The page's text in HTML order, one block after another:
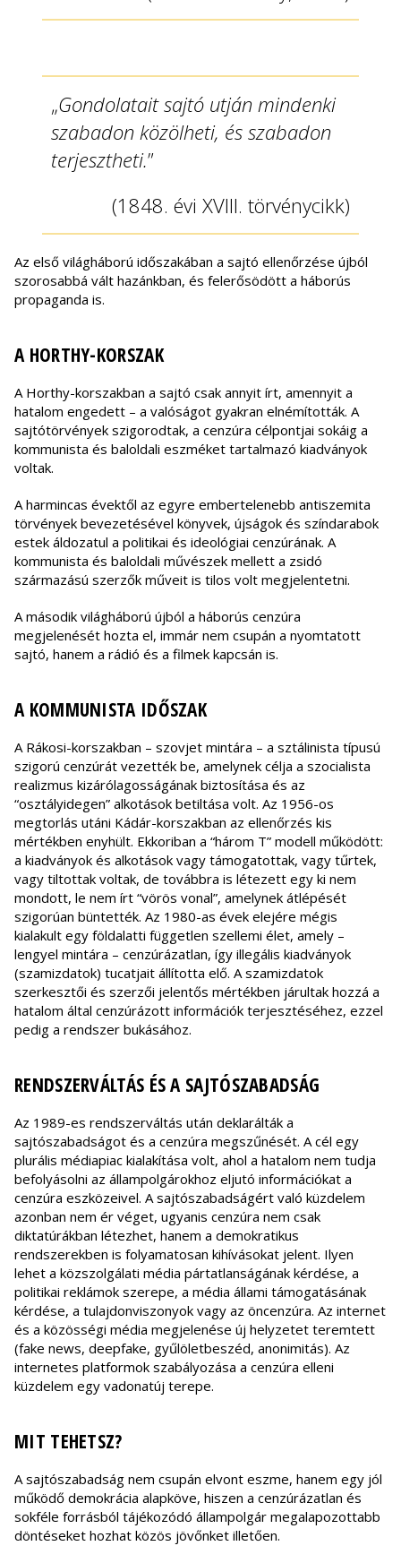
„Gondolatait sajtó utján mindenki
szabadon közölheti, és szabadon
terjesztheti.”
(1848. évi XVIII. törvénycikk)
Az első világháború időszakában a sajtó ellenőrzése újból
szorosabbá vált hazánkban, és felerősödött a háborús
propaganda is.
A HORTHY-KORSZAK
A Horthy-korszakban a sajtó csak annyit írt, amennyit a
hatalom engedett – a valóságot gyakran elnémították. A
sajtótörvények szigorodtak, a cenzúra célpontjai sokáig a
kommunista és baloldali eszméket tartalmazó kiadványok
voltak.
A harmincas évektől az egyre embertelenebb antiszemita
törvények bevezetésével könyvek, újságok és színdarabok
estek áldozatul a politikai és ideológiai cenzúrának. A
kommunista és baloldali művészek mellett a zsidó
származású szerzők műveit is tilos volt megjelentetni.
A második világháború újból a háborús cenzúra
megjelenését hozta el, immár nem csupán a nyomtatott
sajtó, hanem a rádió és a filmek kapcsán is.
A KOMMUNISTA IDŐSZAK
A Rákosi-korszakban – szovjet mintára – a sztálinista típusú
szigorú cenzúrát vezették be, amelynek célja a szocialista
realizmus kizárólagosságának biztosítása és az
“osztályidegen” alkotások betiltása volt. Az 1956-os
megtorlás utáni Kádár-korszakban az ellenőrzés kis
mértékben enyhült. Ekkoriban a “három T” modell működött:
a kiadványok és alkotások vagy támogatottak, vagy tűrtek,
vagy tiltottak voltak, de továbbra is létezett egy ki nem
mondott, le nem írt “vörös vonal”, amelynek átlépését
szigorúan büntették. Az 1980-as évek elejére mégis
kialakult egy földalatti független szellemi élet, amely –
lengyel mintára – cenzúrázatlan, így illegális kiadványok
(szamizdatok) tucatjait állította elő. A szamizdatok
szerkesztői és szerzői jelentős mértékben járultak hozzá a
hatalom által cenzúrázott információk terjesztéséhez, ezzel
pedig a rendszer bukásához.
RENDSZERVÁLTÁS ÉS A SAJTÓSZABADSÁG
Az 1989-es rendszerváltás után deklarálták a
sajtószabadságot és a cenzúra megszűnését. A cél egy
plurális médiapiac kialakítása volt, ahol a hatalom nem tudja
befolyásolni az állampolgárokhoz eljutó információkat a
cenzúra eszközeivel. A sajtószabadságért való küzdelem
azonban nem ér véget, ugyanis cenzúra nem csak
diktatúrákban létezhet, hanem a demokratikus
rendszerekben is folyamatosan kihívásokat jelent. Ilyen
lehet a közszolgálati média pártatlanságának kérdése, a
politikai reklámok szerepe, a média állami támogatásának
kérdése, a tulajdonviszonyok vagy az öncenzúra. Az internet
és a közösségi média megjelenése új helyzetet teremtett
(fake news, deepfake, gyűlöletbeszéd, anonimitás). Az
internetes platformok szabályozása a cenzúra elleni
küzdelem egy vadonatúj terepe.
MIT TEHETSZ?
A sajtószabadság nem csupán elvont eszme, hanem egy jól
működő demokrácia alapköve, hiszen a cenzúrázatlan és
sokféle forrásból tájékozódó állampolgár megalapozottabb
döntéseket hozhat közös jövőnket illetően.